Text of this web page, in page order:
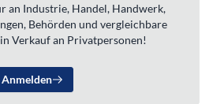
an Industrie, Handel, Handwerk,
Behörden und vergleichbare
Verkauf an Privatpersonen!
Anmelden